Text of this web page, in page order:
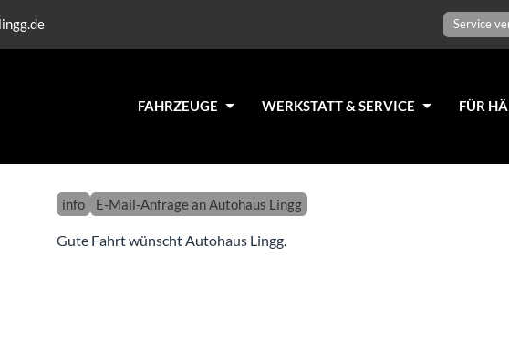
Service
FAHRZEUGE WERKSTATT & SERVICE FÜR
info E-Mail-Anfrage an Autohaus Lingg
Gute Fahrt wünscht Autohaus Lingg.